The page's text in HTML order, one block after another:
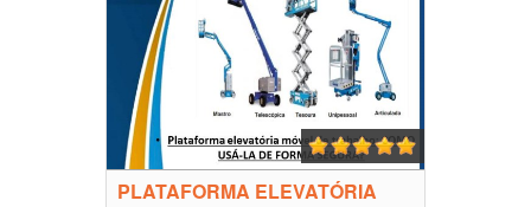
PLATAFORMA ELEVATÓRIA